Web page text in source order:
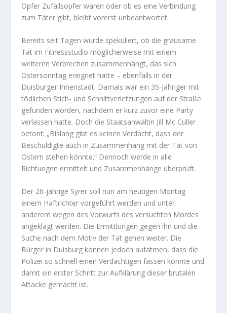
Opfer Zufallsopfer waren oder ob es eine Verbindung
zum Täter gibt, bleibt vorerst unbeantwortet.
Bereits seit Tagen wurde spekuliert, ob die grausame
Tat im Fitnessstudio möglicherweise mit einem
weiteren Verbrechen zusammenhängt, das sich
Ostersonntag ereignet hatte – ebenfalls in der
Duisburger Innenstadt. Damals war ein 35-Jähriger mit
tödlichen Stich- und Schnittverletzungen auf der Straße
gefunden worden, nachdem er kurz zuvor eine Party
verlassen hatte. Doch die Staatsanwältin Jill Mc Culler
betont: „Bislang gibt es keinen Verdacht, dass der
Beschuldigte auch in Zusammenhang mit der Tat von
Ostern stehen könnte.“ Dennoch werde in alle
Richtungen ermittelt und Zusammenhänge überprüft.
Der 26-jährige Syrer soll nun am heutigen Montag
einem Haftrichter vorgeführt werden und unter
anderem wegen des Vorwurfs des versuchten Mordes
angeklagt werden. Die Ermittlungen gegen ihn und die
Suche nach dem Motiv der Tat gehen weiter. Die
Bürger in Duisburg können jedoch aufatmen, dass die
Polizei so schnell einen Verdächtigen fassen konnte und
damit ein erster Schritt zur Aufklärung dieser brutalen
Attacke gemacht ist.